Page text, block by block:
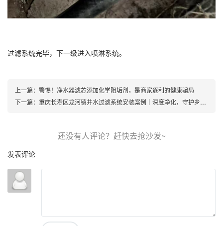
过滤系统完毕，下一级进入喷淋系统。
上一篇： 警惕！净水器滤芯添加化学阻垢剂，是商家逐利的健康骗局
下一篇： 重庆长寿区龙河镇井水过滤系统安装案例｜深度净化，守护乡村饮水安全
发表评论